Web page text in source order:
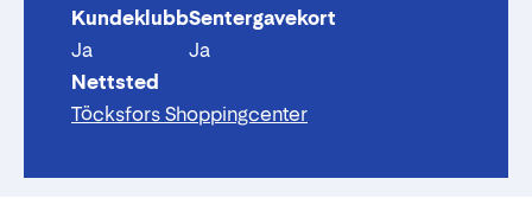
Kundeklubb
Ja
Sentergavekort
Ja
Nettsted
Töcksfors Shoppingcenter